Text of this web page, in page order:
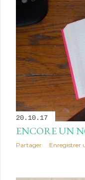
20.10.17
ENCORE UN
Partager Enregistrer